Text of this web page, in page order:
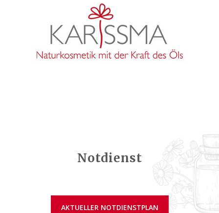
Notdienst
AKTUELLER NOTDIENSTPLAN